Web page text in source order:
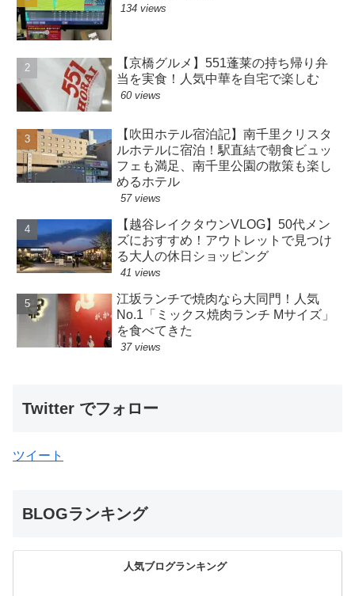
134 views
【京橋グルメ】551蓬莱の持ち帰り弁
当を実食！人気中華を自宅で楽しむ
60 views
【吹田ホテル宿泊記】南千里クリスタ
ルホテルに宿泊！駅直結で朝食ビュッ
フェも満足、南千里公園の散策も楽し
めるホテル
57 views
【越谷レイクタウンVLOG】50代メン
ズにおすすめ！アウトレットで見つけ
る大人の休日ショッピング
41 views
江坂ランチで焼肉なら大同門！人気
No.1「ミックス焼肉ランチ Mサイズ」
を食べてきた
37 views
Twitter でフォロー
ツイート
BLOGランキング
人気ブログランキング